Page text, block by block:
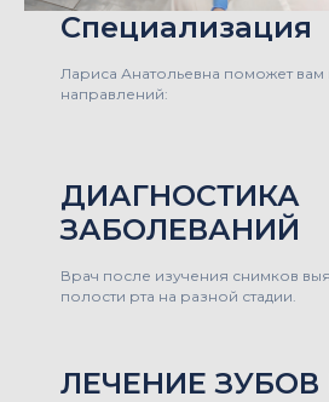
Специализация
Лариса Анатольевна поможет
направлений:
ДИАГНОСТИКА
ЗАБОЛЕВАНИЙ
Врач после изучения снимков
полости рта на разной стадии.
ЛЕЧЕНИЕ